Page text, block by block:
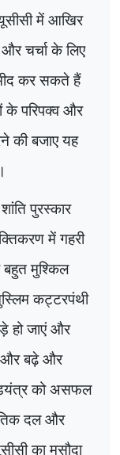
में आखिर
चर्चा के लिए
कर सकते हैं
के परिपक्व और
की बजाए यह
पुरस्कार
में गहरी
बहुत मुश्किल
कट्टरपंथी
हो जाएं और
और बढ़े और
को असफल
दल और
का मसौदा